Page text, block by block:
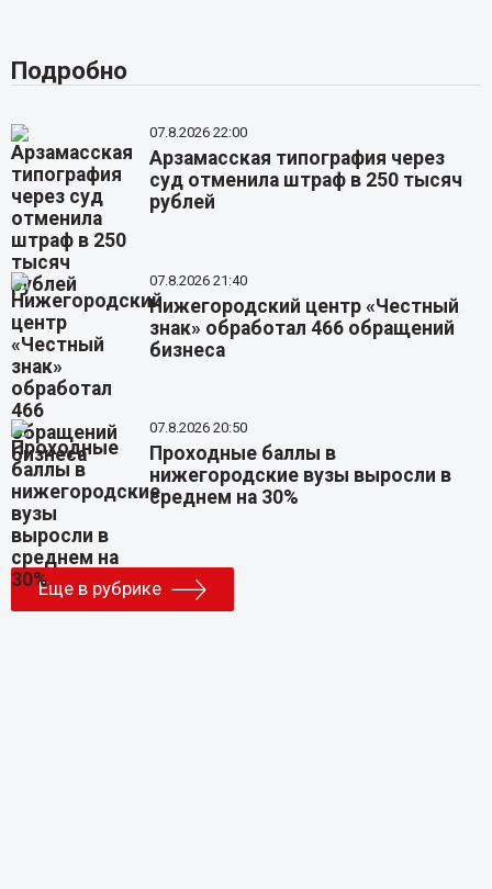
Подробно
07.8.2026 22:00
Арзамасская типография через
суд отменила штраф в 250 тысяч
рублей
07.8.2026 21:40
Нижегородский центр «Честный
знак» обработал 466 обращений
бизнеса
07.8.2026 20:50
Проходные баллы в
нижегородские вузы выросли в
среднем на 30%
Еще в рубрике